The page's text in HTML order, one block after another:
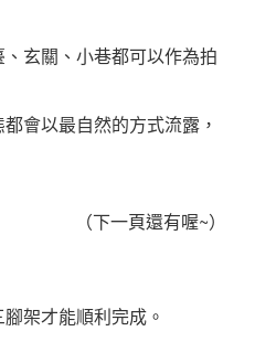
玄關、小巷都可以作為拍
會以最自然的方式流露，
（下一頁還有喔~）
架才能順利完成。